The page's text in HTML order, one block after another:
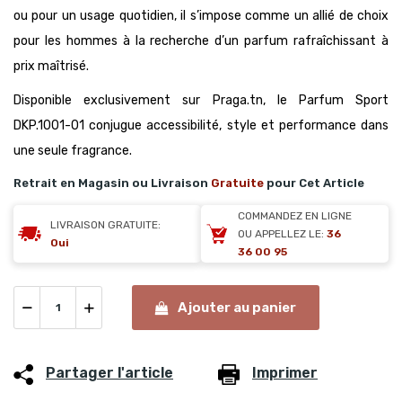
ou pour un usage quotidien, il s’impose comme un allié de choix
pour les hommes à la recherche d’un parfum rafraîchissant à
prix maîtrisé.
Disponible exclusivement sur Praga.tn, le Parfum Sport
DKP.1001-01 conjugue accessibilité, style et performance dans
une seule fragrance.
Retrait en Magasin ou Livraison Gratuite pour Cet Article
LIVRAISON GRATUITE:
Oui
COMMANDEZ EN LIGNE
OU APPELLEZ LE: 36
36 00 95
Ajouter au panier
Partager l'article Imprimer